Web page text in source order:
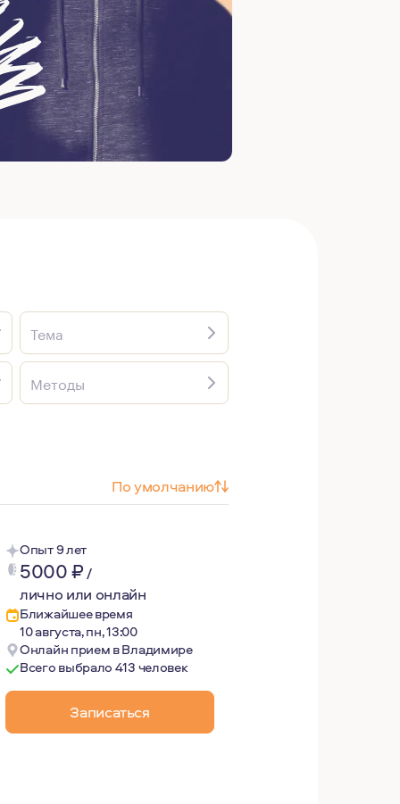
Тема
Методы
По умолчанию
Опыт 9 лет
5000₽/
лично или онлайн
Ближайшее время
10 августа, пн, 13:00
Онлайн прием в Владимире
Всего выбрало 413 человек
Записаться
ответы на вопросы - почему люди ведут себя
будущее для человека возможно.